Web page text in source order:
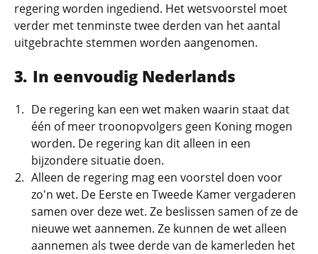
regering worden ingediend. Het wetsvoorstel moet
verder met tenminste twee derden van het aantal
uitgebrachte stemmen worden aangenomen.
In eenvoudig Nederlands
De regering kan een wet maken waarin staat dat
één of meer troonopvolgers geen Koning mogen
worden. De regering kan dit alleen in een
bijzondere situatie doen.
Alleen de regering mag een voorstel doen voor
zo'n wet. De Eerste en Tweede Kamer vergaderen
samen over deze wet. Ze beslissen samen of ze de
nieuwe wet aannemen. Ze kunnen de wet alleen
aannemen als twee derde van de kamerleden het